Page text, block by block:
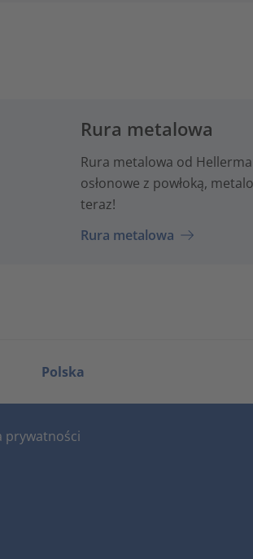
Rura metalowa
Rura metalowa od
osłonowe z powłoką,
teraz!
Rura metalowa
Polska
prywatności